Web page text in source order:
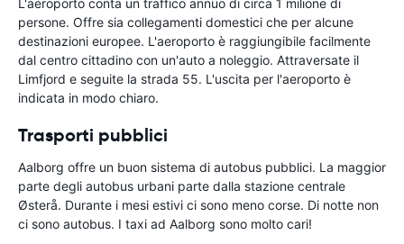
L'aeroporto conta un traffico annuo di circa 1 milione di
persone. Offre sia collegamenti domestici che per alcune
destinazioni europee. L'aeroporto è raggiungibile facilmente
dal centro cittadino con un'auto a noleggio. Attraversate il
Limfjord e seguite la strada 55. L'uscita per l'aeroporto è
indicata in modo chiaro.
Trasporti pubblici
Aalborg offre un buon sistema di autobus pubblici. La maggior
parte degli autobus urbani parte dalla stazione centrale
Østerå. Durante i mesi estivi ci sono meno corse. Di notte non
ci sono autobus. I taxi ad Aalborg sono molto cari!